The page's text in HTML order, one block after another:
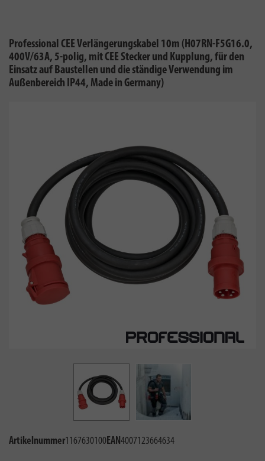
Professional CEE Verlängerungskabel 10m (H07RN-F5G16.0,
400V/63A, 5-polig, mit CEE Stecker und Kupplung, für den
Einsatz auf Baustellen und die ständige Verwendung im
Außenbereich IP44, Made in Germany)
Artikelnummer1167630100EAN4007123664634